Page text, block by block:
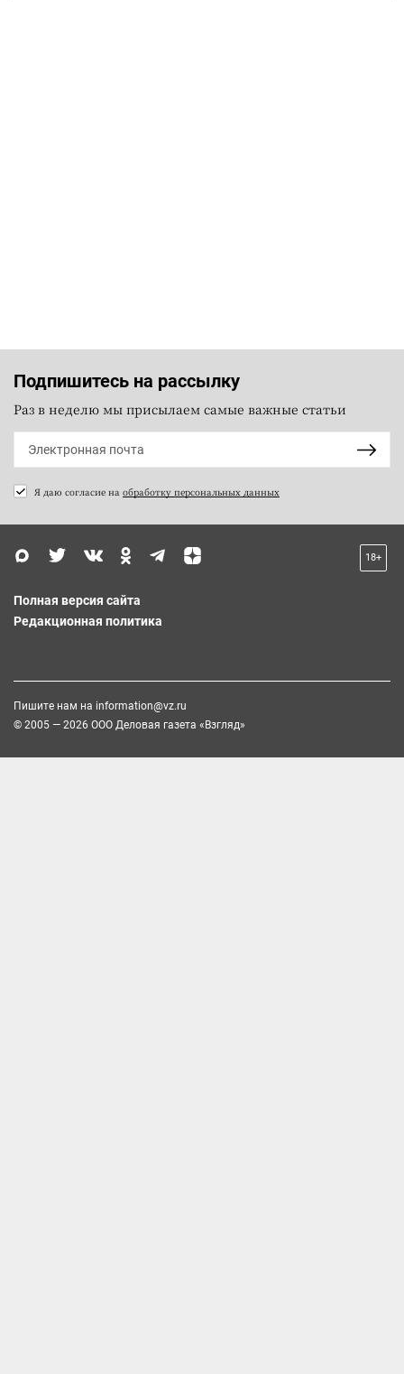
Подпишитесь на рассылку
Раз в неделю мы присылаем самые важные статьи
Я даю согласие на обработку персональных данных
18+
Полная версия сайта
Редакционная политика
Пишите нам на information@vz.ru
© 2005 — 2026 ООО Деловая газета «Взгляд»